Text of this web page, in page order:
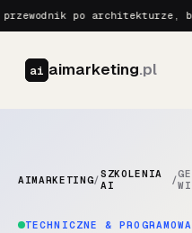
po architekturze,
ai aimarketing.pl
AIMARKETING/SZKOLENIA
AI
/
TECHNICZNE &